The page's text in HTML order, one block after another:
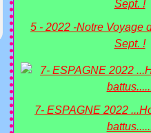
5 - 2022 -Notre Voyage
Sept. !
7- ESPAGNE 2022